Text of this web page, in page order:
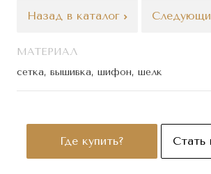
Назад в каталог
МАТЕРИАЛ
сетка, вышивка, шифон, шелк
Где купить? Стать